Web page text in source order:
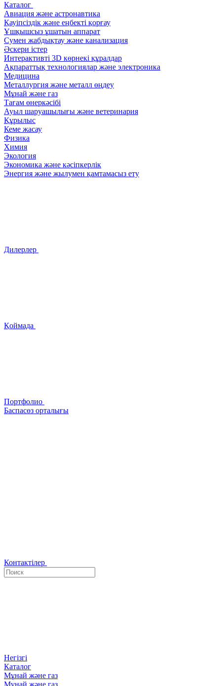
Каталог
Авиация және астронавтика
Қауіпсіздік және еңбекті қорғау
Ұшқышсыз ұшатын аппарат
Сумен жабдықтау және канализация
Әскери істер
Интерактивті 3D көрнекі құралдар
Ақпараттық технологиялар және электроника
Медицина
Металлургия және металл өңдеу
Мұнай және газ
Тағам өнеркәсібі
Ауыл шаруашылығы және ветеринария
Құрылыс
Кеме жасау
Физика
Химия
Экология
Экономика және кәсіпкерлік
Энергия және жылумен қамтамасыз ету
Дилерлер
Қоймада
Портфолио
Баспасөз орталығы
Контактілер
Негізгі
Каталог
Мұнай және газ
Мұнай және газ